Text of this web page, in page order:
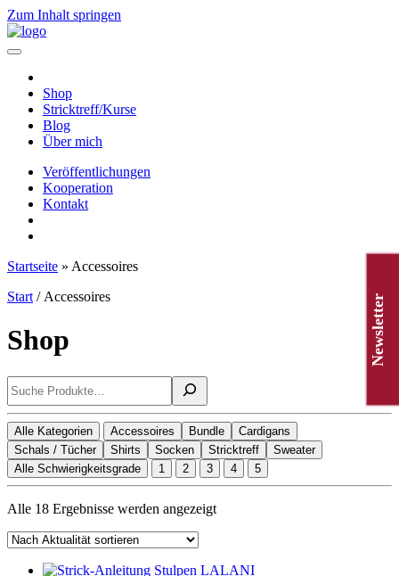
Zum Inhalt springen
Hauptnavigation
Shop
Stricktreff/Kurse
Blog
Über mich
Veröffentlichungen
Kooperation
Kontakt
Startseite » Accessoires
Start / Accessoires
Shop
Suchen
Alle Kategorien Accessoires Bundle
Cardigans
Schals / Tücher
Shirts Socken Stricktreff
Sweater
Alle Schwierigkeitsgrade
1 2 3 4 5
Alle 18 Ergebnisse werden angezeigtNach
Newsletter